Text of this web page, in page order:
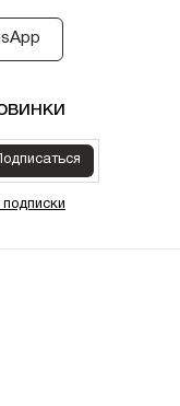
Подписаться